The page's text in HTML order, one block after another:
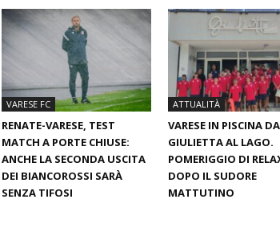
VARESE FC
RENATE-VARESE, TEST
MATCH A PORTE CHIUSE:
ANCHE LA SECONDA USCITA
DEI BIANCOROSSI SARÀ
SENZA TIFOSI
ATTUALITÀ
VARESE IN PISCINA DA
GIULIETTA AL LAGO.
POMERIGGIO DI
DOPO IL SUDORE
MATTUTINO